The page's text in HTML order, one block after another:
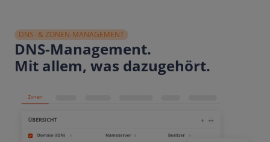
DNS- & ZONEN-MANAGEMENT
DNS-Management.
Mit allem, was dazugehört.